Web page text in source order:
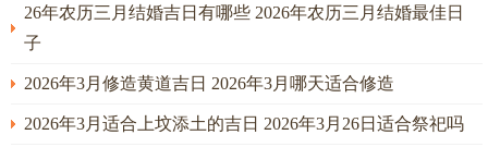
26年农历三月结婚吉日有哪些 2026年农历三月结婚最佳日
子
2026年3月修造黄道吉日 2026年3月哪天适合修造
2026年3月适合上坟添土的吉日 2026年3月26日适合祭祀吗